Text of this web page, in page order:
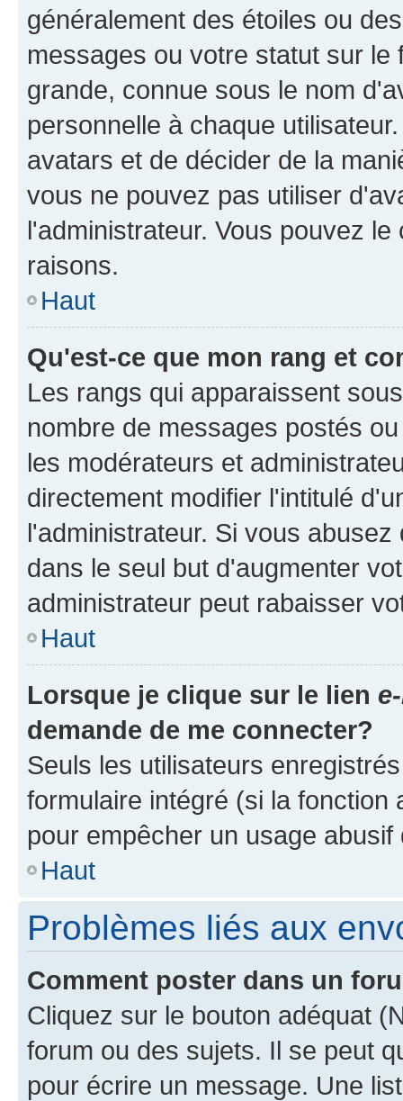
généralement des étoiles ou
messages ou votre statut sur
grande, connue sous le nom
personnelle à chaque
avatars et de décider de la
vous ne pouvez pas utiliser
l'administrateur. Vous pouvez
raisons.
Haut
Qu'est-ce que mon rang et
Les rangs qui apparaissent
nombre de messages postés
les modérateurs et
directement modifier l'intitulé
l'administrateur. Si vous
dans le seul but d'augmenter
administrateur peut rabaisser
Haut
Lorsque je clique sur le lien
demande de me connecter?
Seuls les utilisateurs
formulaire intégré (si la
pour empêcher un usage
Haut
Problèmes liés aux
Comment poster dans un
Cliquez sur le bouton adéquat
forum ou des sujets. Il se peut
pour écrire un message. Une